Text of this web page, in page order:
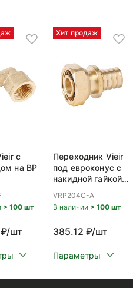
с
на ВР
> 100 шт
шт
Хит продаж
Переходник Vieir
под евроконус с
накидной гайкой
VRP204C-A
В наличии > 100 шт
385.12 ₽/шт
Параметры